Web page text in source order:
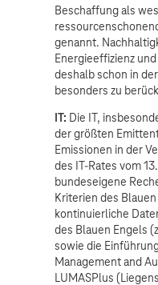
Beschaffung als
genannt.
Energieeffizienz
deshalb schon in
besonders zu
IT: Die IT,
der größten
Emissionen in der
des IT-Rates vom
bundeseigene
Kriterien des
kontinuierliche
des Blauen Engels
sowie die
Management and
LUMASPlus